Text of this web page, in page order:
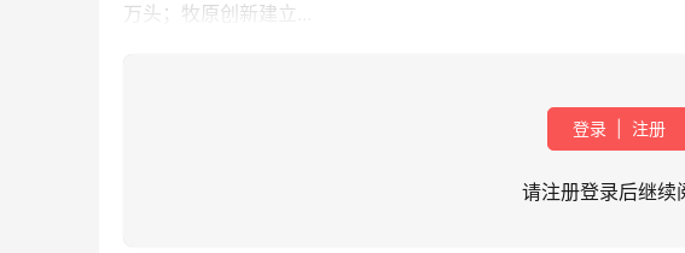
万头；牧原创新建立...
登录 注册
请注册登录后继续